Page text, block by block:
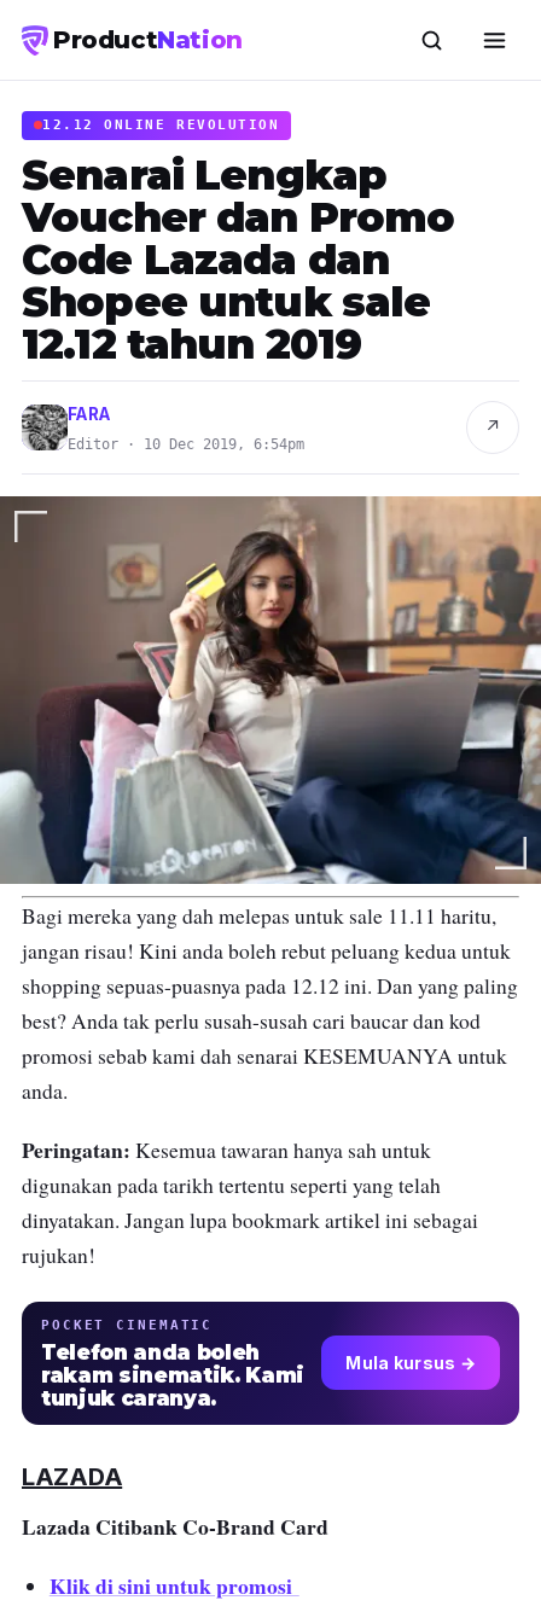
ProductNation
12.12 ONLINE REVOLUTION
Senarai Lengkap
Voucher dan Promo
Code Lazada dan
Shopee untuk sale
12.12 tahun 2019
FARA
Editor · 10 Dec 2019, 6:54pm
↗
Bagi mereka yang dah melepas untuk sale 11.11 haritu,
jangan risau! Kini anda boleh rebut peluang kedua untuk
shopping sepuas-puasnya pada 12.12 ini. Dan yang paling
best? Anda tak perlu susah-susah cari baucar dan kod
promosi sebab kami dah senarai KESEMUANYA untuk
anda.
Peringatan: Kesemua tawaran hanya sah untuk
digunakan pada tarikh tertentu seperti yang telah
dinyatakan. Jangan lupa bookmark artikel ini sebagai
rujukan!
POCKET CINEMATIC
Telefon anda boleh
rakam sinematik. Kami
tunjuk caranya.
Mula kursus →
LAZADA
Lazada Citibank Co-Brand Card
Klik di sini untuk promosi